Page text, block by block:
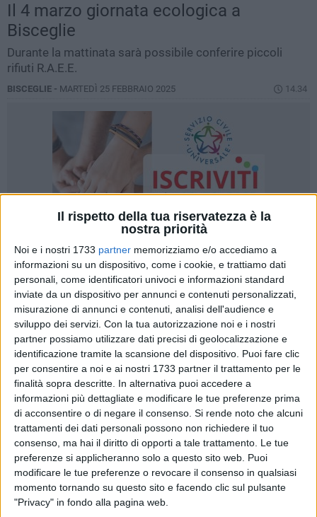
Il rispetto della tua riservatezza è la
nostra priorità
Noi e i nostri 1733 partner memorizziamo e/o accediamo a
informazioni su un dispositivo, come i cookie, e trattiamo dati
personali, come identificatori univoci e informazioni standard
inviate da un dispositivo per annunci e contenuti personalizzati,
misurazione di annunci e contenuti, analisi dell'audience e
sviluppo dei servizi. Con la tua autorizzazione noi e i nostri
partner possiamo utilizzare dati precisi di geolocalizzazione e
identificazione tramite la scansione del dispositivo. Puoi fare clic
per consentire a noi e ai nostri 1733 partner il trattamento per le
finalità sopra descritte. In alternativa puoi accedere a
informazioni più dettagliate e modificare le tue preferenze prima
di acconsentire o di negare il consenso. Si rende noto che alcuni
trattamenti dei dati personali possono non richiedere il tuo
consenso, ma hai il diritto di opporti a tale trattamento. Le tue
preferenze si applicheranno solo a questo sito web. Puoi
modificare le tue preferenze o revocare il consenso in qualsiasi
momento tornando su questo sito e facendo clic sul pulsante
"Privacy" in fondo alla pagina web.
Il 4 marzo giornata ecologica a
Bisceglie
Durante la mattinata sarà possibile conferire piccoli
rifiuti R.A.E.E.
BISCEGLIE - MARTEDÌ 25 FEBBRAIO 2025 14.34
L'azienda di raccolta dei rifiuti, Teknoservice, con la
collaborazione del Comune di Bisceglie, ha organizzato una
nuova giornata ecologica all'insegna della tutela ambientale
e del benessere della comunità. L'iniziativa di
sensibilizzazione, volta a chiarire dubbi e fornire
informazioni sulla raccolta differenziata, si terrà martedì 4
marzo, dalle 9:00 alle 12:00, in piazza Vittorio Emanuele.
Durante le due mattinate sarà possibile conferire piccoli